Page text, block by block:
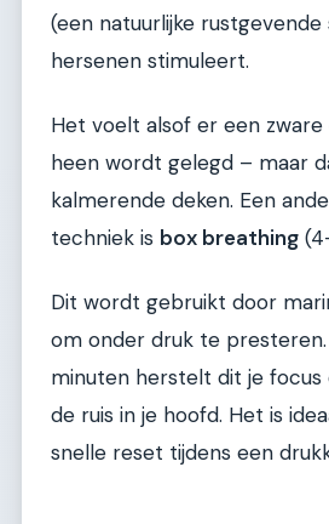
(een natuurlijke
hersenen stimuleert.
Het voelt alsof er een
heen wordt gelegd – maar
kalmerende deken. Een
techniek is box breathing
Dit wordt gebruikt door
om onder druk te
minuten herstelt dit je
de ruis in je hoofd. Het is
snelle reset tijdens een